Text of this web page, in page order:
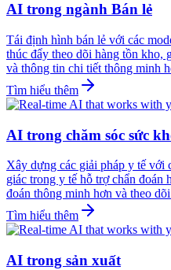
AI trong ngành Bán lẻ
Tái định hình bán lẻ với các
thúc đẩy theo dõi hàng tồn kho,
và thông tin chi tiết thông minh
Tìm hiểu thêm
AI trong chăm sóc sức
Xây dựng các giải pháp y tế
giác trong y tế hỗ trợ chẩn đoán
đoán thông minh hơn và theo
Tìm hiểu thêm
AI trong sản xuất